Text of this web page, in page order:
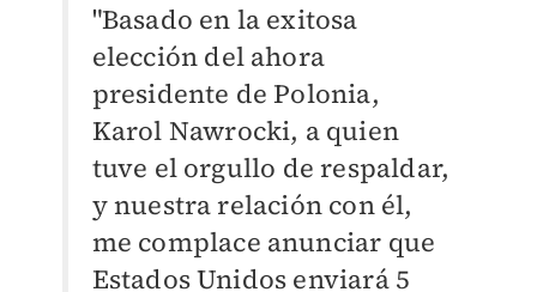
"Basado en la exitosa
elección del ahora
presidente de Polonia,
Karol Nawrocki, a quien
tuve el orgullo de respaldar,
y nuestra relación con él,
me complace anunciar que
Estados Unidos enviará 5